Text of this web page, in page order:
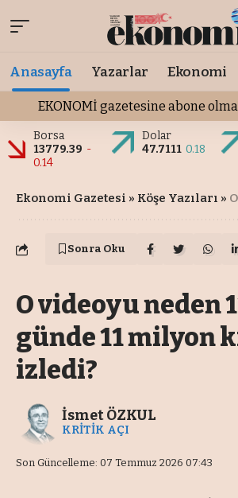
Anasayfa Yazarlar Ekonomi
EKONOMİ gazetesine abone
Borsa
13779.39 -
0.14
Dolar
47.7111 0.18
Ekonomi Gazetesi » Köşe Yazıları » O
Sonra Oku
O videoyu neden
günde 11 milyon
izledi?
Son Güncelleme: 07 Temmuz 2026 07:43
İsmet ÖZKUL
KRİTİK AÇI